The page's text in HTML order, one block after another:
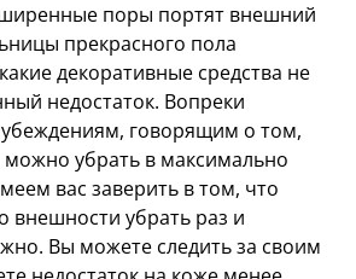
поры портят внешний
прекрасного пола
декоративные средства не
недостаток. Вопреки
говорящим о том,
убрать в максимально
вас заверить в том, что
внешности убрать раз и
Вы можете следить за своим